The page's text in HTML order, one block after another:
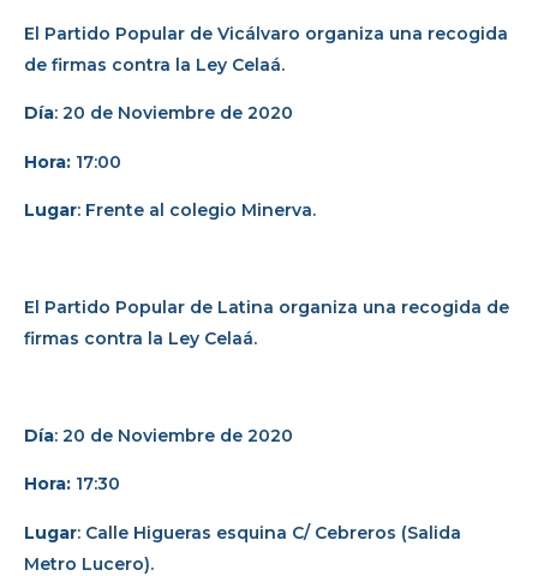
El Partido Popular de Vicálvaro organiza una recogida
de firmas contra la Ley Celaá.
Día: 20 de Noviembre de 2020
Hora: 17:00
Lugar: Frente al colegio Minerva.
El Partido Popular de Latina organiza una recogida de
firmas contra la Ley Celaá.
Día: 20 de Noviembre de 2020
Hora: 17:30
Lugar: Calle Higueras esquina C/ Cebreros (Salida
Metro Lucero).